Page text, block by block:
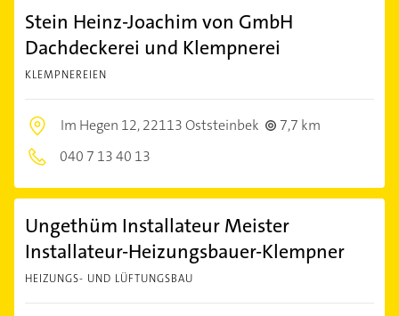
Stein Heinz-Joachim von GmbH
Dachdeckerei und Klempnerei
KLEMPNEREIEN
Im Hegen 12,22113 Oststeinbek
7,7 km
040 7 13 40 13
Ungethüm Installateur Meister
Installateur-Heizungsbauer-Klempner
HEIZUNGS- UND LÜFTUNGSBAU